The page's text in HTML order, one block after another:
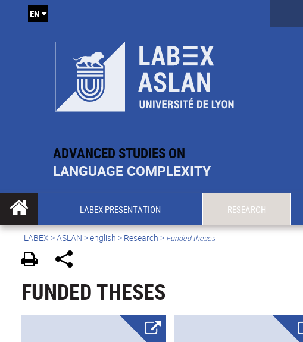
ADVANCED STUDIES ON
LANGUAGE COMPLEXITY
EN
LABEX PRESENTATION RESEARCH
LABEX >ASLAN >english > Research > Funded theses
FUNDED THESES